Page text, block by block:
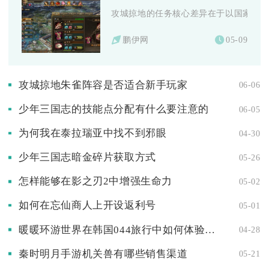
攻城掠地的任务核心差异在于以国家阵
鹏伊网 05-09
攻城掠地朱雀阵容是否适合新手玩家 06-06
少年三国志的技能点分配有什么要注意的 06-05
为何我在泰拉瑞亚中找不到邪眼 04-30
少年三国志暗金碎片获取方式 05-26
怎样能够在影之刃2中增强生命力 05-02
如何在忘仙商人上开设返利号 05-01
暖暖环游世界在韩国044旅行中如何体验当地文化 04-28
秦时明月手游机关兽有哪些销售渠道 05-21